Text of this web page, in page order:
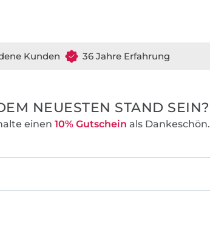
Kunden 36 Jahre Erfahrung
NEUESTEN STAND SEIN?
einen 10% Gutschein als Dankeschön.